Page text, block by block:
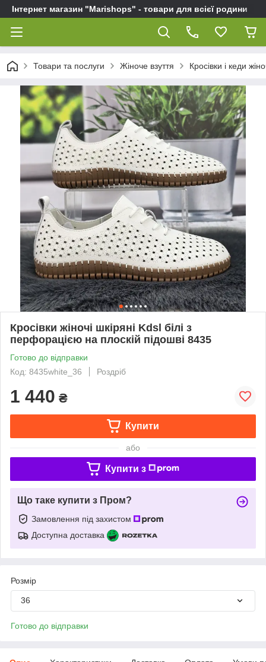
Інтернет магазин "Marishops" - товари для всієї родини
Товари та послуги Жіноче взуття Кросівки і кеди
Кросівки жіночі шкіряні Kdsl білі з
перфорацією на плоскій підошві 8435
Готово до відправки
Код: 8435white_36
Роздріб
1 440 ₴
Купити
або
Купити з
Що таке купити з Пром?
Замовлення під захистом
Доступна доставка
Розмір
36
Готово до відправки